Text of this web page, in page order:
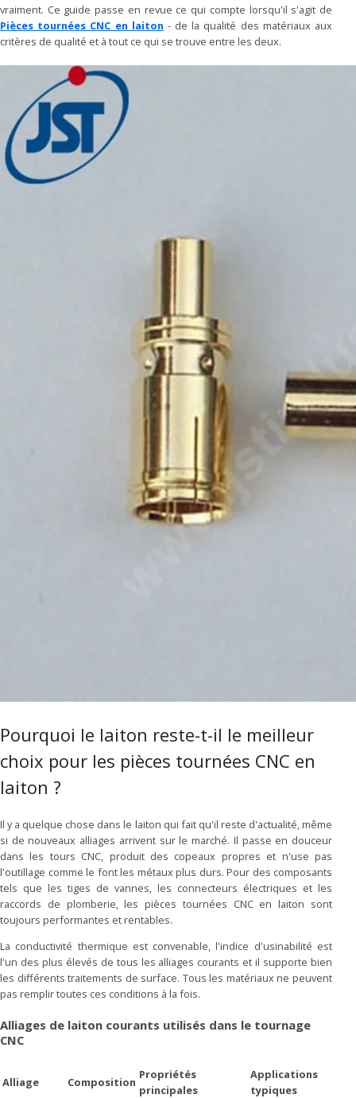
vraiment. Ce guide passe en revue ce qui compte lorsqu'il s'agit de
Pièces tournées CNC en laiton - de la qualité des matériaux aux
critères de qualité et à tout ce qui se trouve entre les deux.
Pourquoi le laiton reste-t-il le meilleur
choix pour les pièces tournées CNC en
laiton ?
Il y a quelque chose dans le laiton qui fait qu'il reste d'actualité, même
si de nouveaux alliages arrivent sur le marché. Il passe en douceur
dans les tours CNC, produit des copeaux propres et n'use pas
l'outillage comme le font les métaux plus durs. Pour des composants
tels que les tiges de vannes, les connecteurs électriques et les
raccords de plomberie, les pièces tournées CNC en laiton sont
toujours performantes et rentables.
La conductivité thermique est convenable, l'indice d'usinabilité est
l'un des plus élevés de tous les alliages courants et il supporte bien
les différents traitements de surface. Tous les matériaux ne peuvent
pas remplir toutes ces conditions à la fois.
Alliages de laiton courants utilisés dans le tournage
CNC
Alliage Composition
Propriétés
principales
Applications
typiques